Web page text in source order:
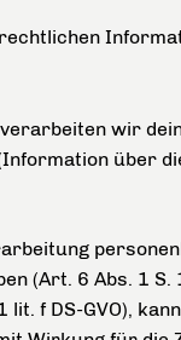
wir
über
(Art. 6 Abs. 1
lit. f DS-GVO),